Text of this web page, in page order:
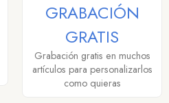
GRABACIÓN
GRATIS
Grabación gratis en muchos
artículos para personalizarlos
como quieras